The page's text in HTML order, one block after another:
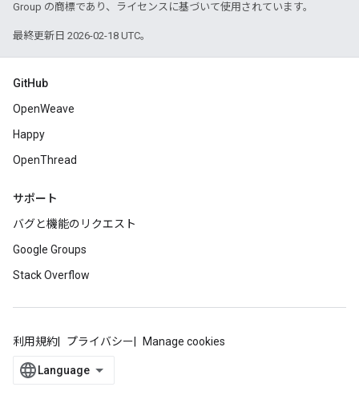
Group の商標であり、ライセンスに基づいて使用されています。
最終更新日 2026-02-18 UTC。
GitHub
OpenWeave
Happy
OpenThread
サポート
バグと機能のリクエスト
Google Groups
Stack Overflow
利用規約 プライバシー Manage cookies